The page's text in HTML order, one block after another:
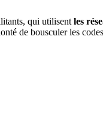
qui utilisent les
de bousculer les